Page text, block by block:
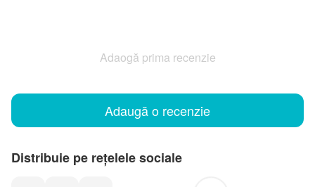
Adaogă prima recenzie
Adaugă o recenzie
Distribuie pe rețelele sociale